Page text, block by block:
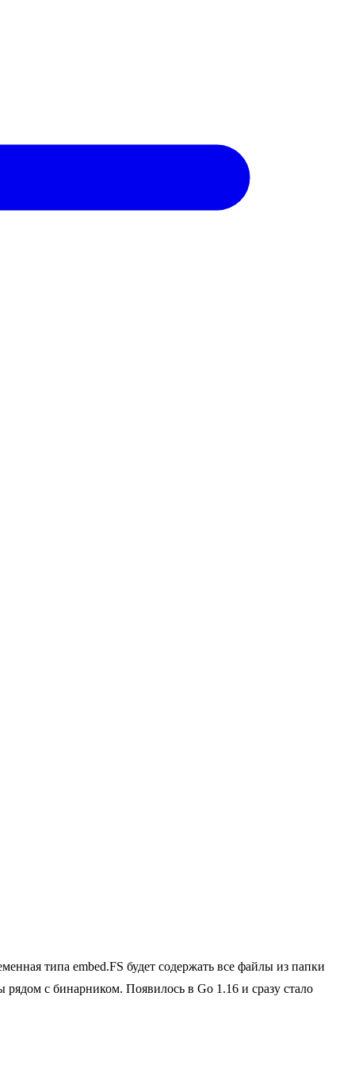
типа embed.FS будет содержать все файлы из папки
с бинарником. Появилось в Go 1.16 и сразу стало